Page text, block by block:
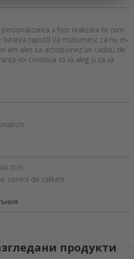
a fost realizata fix cum
rapidă! Va mulțumesc ca nu m-
am ales sa achiziționez un cadou de
voi continua să vă aleg și sa va
2026
servicii de calitate
продукти